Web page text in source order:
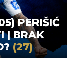
PERIŠIĆ
| BRAK
(27)